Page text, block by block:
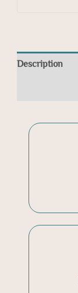
Description